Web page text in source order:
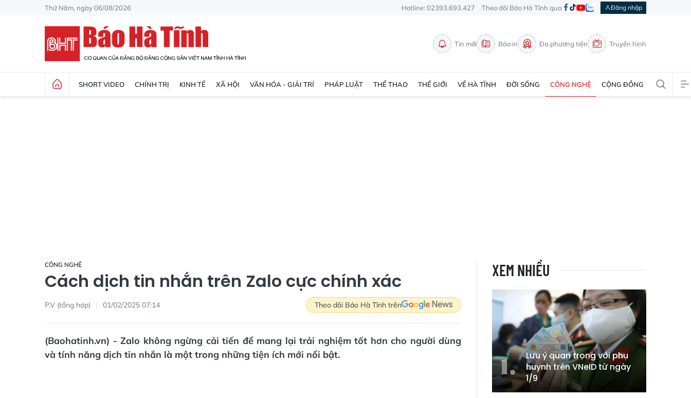
Thứ Năm, ngày 06/08/2026 Hotline: 02393.693.427 Theo dõi Báo Hà Tĩnh qua Đăng nhập
Tin mới Báo in Đa phương tiện Truyền hình
SHORT VIDEO CHÍNH TRỊ KINH TẾ XÃ HỘI VĂN HÓA - GIẢI TRÍ PHÁP LUẬT THỂ THAO THẾ GIỚI VỀ HÀ TĨNH ĐỜI SỐNG CÔNG NGHỆ CỘNG ĐỒNG
CÔNG NGHỆ
Cách dịch tin nhắn trên Zalo cực chính xác
P.V (tổng hợp) 01/02/2025 07:14 Theo dõi Báo Hà Tĩnh trên
(Baohatinh.vn) - Zalo không ngừng cải tiến để mang lại trải nghiệm tốt hơn cho người dùng
và tính năng dịch tin nhắn là một trong những tiện ích mới nổi bật.
XEM NHIỀU
Lưu ý quan trọng với phụ
huynh trên VNeID từ ngày
1/9